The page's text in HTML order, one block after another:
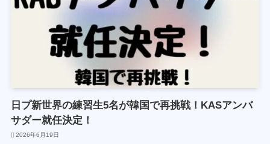
日プ新世界の練習生5名が韓国で再挑戦！KASアンバ
サダー就任決定！
2026年6月19日